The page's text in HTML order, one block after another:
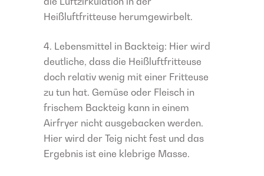
Heißluftfritteuse herumgewirbelt.
Lebensmittel in Backteig: Hier wird
deutliche, dass die Heißluftfritteuse
doch relativ wenig mit einer Fritteuse
zu tun hat. Gemüse oder Fleisch in
frischem Backteig kann in einem
Airfryer nicht ausgebacken werden.
Hier wird der Teig nicht fest und das
Ergebnis ist eine klebrige Masse.